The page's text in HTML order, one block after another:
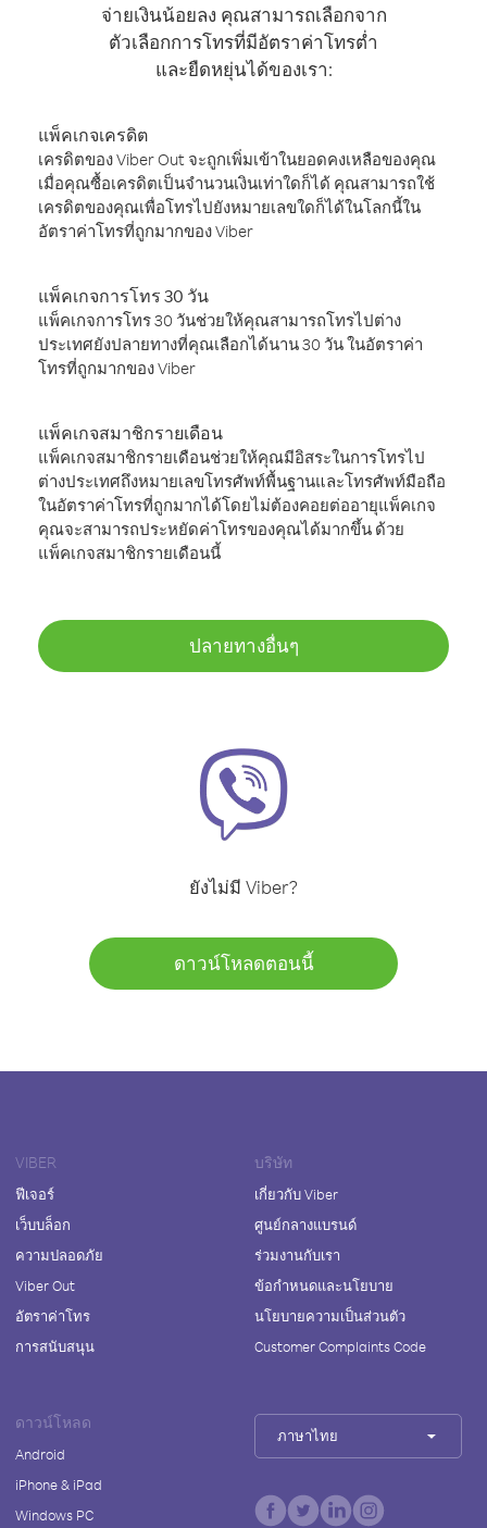
จ่ายเงินน้อยลง คุณสามารถเลือกจาก
ตัวเลือกการโทรที่มีอัตราค่าโทรต่ำ
และยืดหยุ่นได้ของเรา:
แพ็คเกจเครดิต
เครดิตของ Viber Out จะถูกเพิ่มเข้าในยอดคงเหลือของคุณ
เมื่อคุณซื้อเครดิตเป็นจำนวนเงินเท่าใดก็ได้ คุณสามารถใช้
เครดิตของคุณเพื่อโทรไปยังหมายเลขใดก็ได้ในโลกนี้ใน
อัตราค่าโทรที่ถูกมากของ Viber
แพ็คเกจการโทร 30 วัน
แพ็คเกจการโทร 30 วันช่วยให้คุณสามารถโทรไปต่าง
ประเทศยังปลายทางที่คุณเลือกได้นาน 30 วัน ในอัตราค่า
โทรที่ถูกมากของ Viber
แพ็คเกจสมาชิกรายเดือน
แพ็คเกจสมาชิกรายเดือนช่วยให้คุณมีอิสระในการโทรไป
ต่างประเทศถึงหมายเลขโทรศัพท์พื้นฐานและโทรศัพท์มือถือ
ในอัตราค่าโทรที่ถูกมากได้โดยไม่ต้องคอยต่ออายุแพ็คเกจ
คุณจะสามารถประหยัดค่าโทรของคุณได้มากขึ้น ด้วย
แพ็คเกจสมาชิกรายเดือนนี้
ปลายทางอื่นๆ
ยังไม่มี Viber?
ดาวน์โหลดตอนนี้
VIBER
ฟีเจอร์
เว็บบล็อก
ความปลอดภัย
Viber Out
อัตราค่าโทร
การสนับสนุน
บริษัท
เกี่ยวกับ Viber
ศูนย์กลางแบรนด์
ร่วมงานกับเรา
ข้อกำหนดและนโยบาย
นโยบายความเป็นส่วนตัว
Customer Complaints Code
ดาวน์โหลด
Android
iPhone & iPad
Windows PC
ภาษาไทย